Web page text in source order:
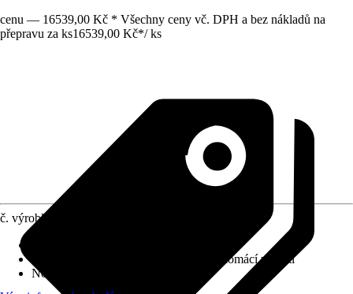
cenu — 16539,00 Kč * Všechny ceny vč. DPH a bez nákladů na
přepravu za ks16539,00 Kč*/ ks
č. výrobku
Dětský zahradní program pro domácí využití
Normy/Certifikáty